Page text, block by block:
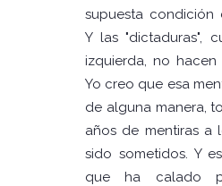
supuesta condición
Y las "dictaduras",
izquierda, no hacen
Yo creo que esa
de alguna manera,
años de mentiras a
sido sometidos. Y
que ha calado